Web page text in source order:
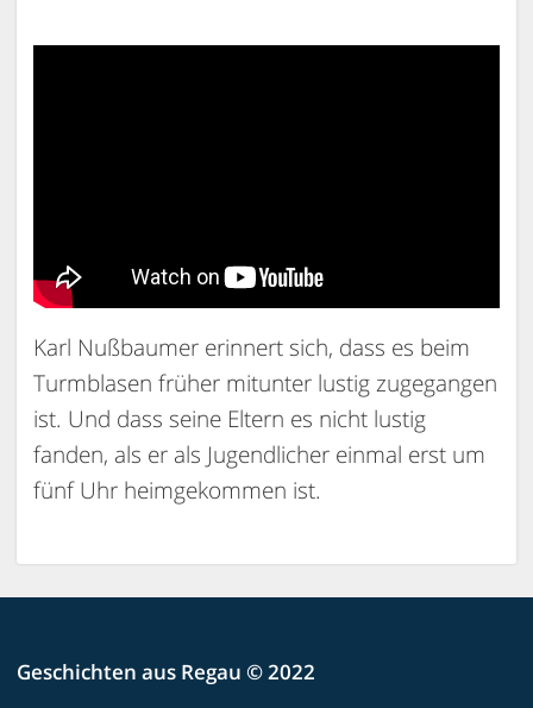
Karl Nußbaumer erinnert sich, dass es beim
Turmblasen früher mitunter lustig zugegangen
ist. Und dass seine Eltern es nicht lustig
fanden, als er als Jugendlicher einmal erst um
fünf Uhr heimgekommen ist.
Geschichten aus Regau © 2022